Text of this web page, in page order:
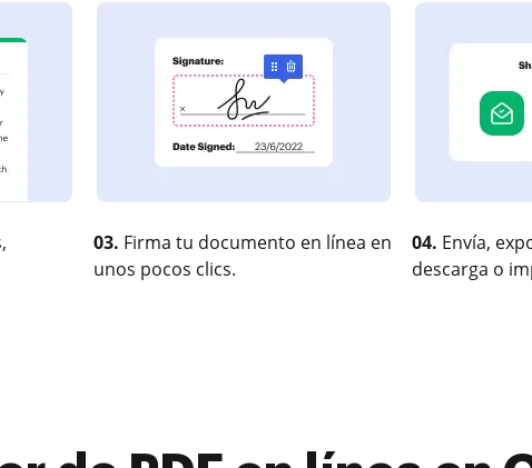
03. Firma tu documento en línea en
unos pocos clics.
04. Envía,
descarga o